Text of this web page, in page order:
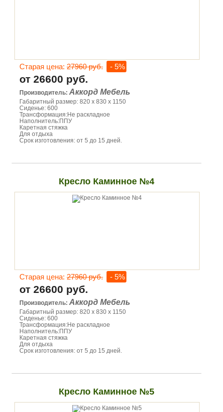
Старая цена: 27960 руб. - 5%
от 26600 руб.
Производитель: Аккорд Мебель
Габаритный размер: 820 х 830 х 1150
Сиденье: 600
Трансформация:Не раскладное
Наполнитель:ППУ
Каретная стяжка
Для отдыха
Срок изготовления: от 5 до 15 дней.
Кресло Каминное №4
Старая цена: 27960 руб. - 5%
от 26600 руб.
Производитель: Аккорд Мебель
Габаритный размер: 820 х 830 х 1150
Сиденье: 600
Трансформация:Не раскладное
Наполнитель:ППУ
Каретная стяжка
Для отдыха
Срок изготовления: от 5 до 15 дней.
Кресло Каминное №5